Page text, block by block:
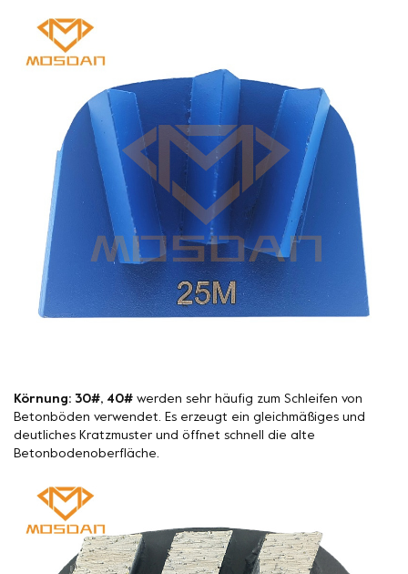
Körnung: 30#, 40# werden sehr häufig zum Schleifen von
Betonböden verwendet. Es erzeugt ein gleichmäßiges und
deutliches Kratzmuster und öffnet schnell die alte
Betonbodenoberfläche.